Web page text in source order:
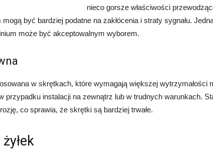
nieco gorsze właściwości
być bardziej podatne na zakłócenia i straty sygnału.
może być akceptowalnym wyborem.
w skrętkach, które wymagają większej wytrzymałości
przypadku instalacji na zewnątrz lub w trudnych warunkach.
co sprawia, że skrętki są bardziej trwałe.